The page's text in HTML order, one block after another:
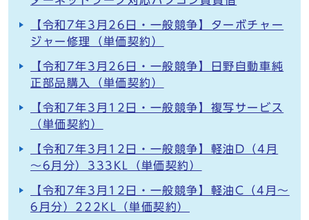
【令和7年3月26日・一般競争】ターボチャー
ジャー修理（単価契約）
【令和7年3月26日・一般競争】日野自動車純
正部品購入（単価契約）
【令和7年3月12日・一般競争】複写サービス
（単価契約）
【令和7年3月12日・一般競争】軽油D（4月
～6月分）333KL（単価契約）
【令和7年3月12日・一般競争】軽油C（4月～
6月分）222KL（単価契約）